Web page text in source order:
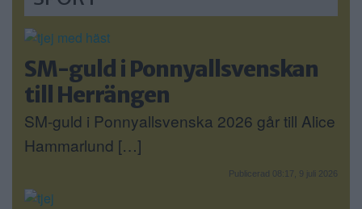
SM-guld i Ponnyallsvenskan
till Herrängen
SM-guld i Ponnyallsvenska 2026 går till Alice
Hammarlund […]
Publicerad 08:17, 9 juli 2026